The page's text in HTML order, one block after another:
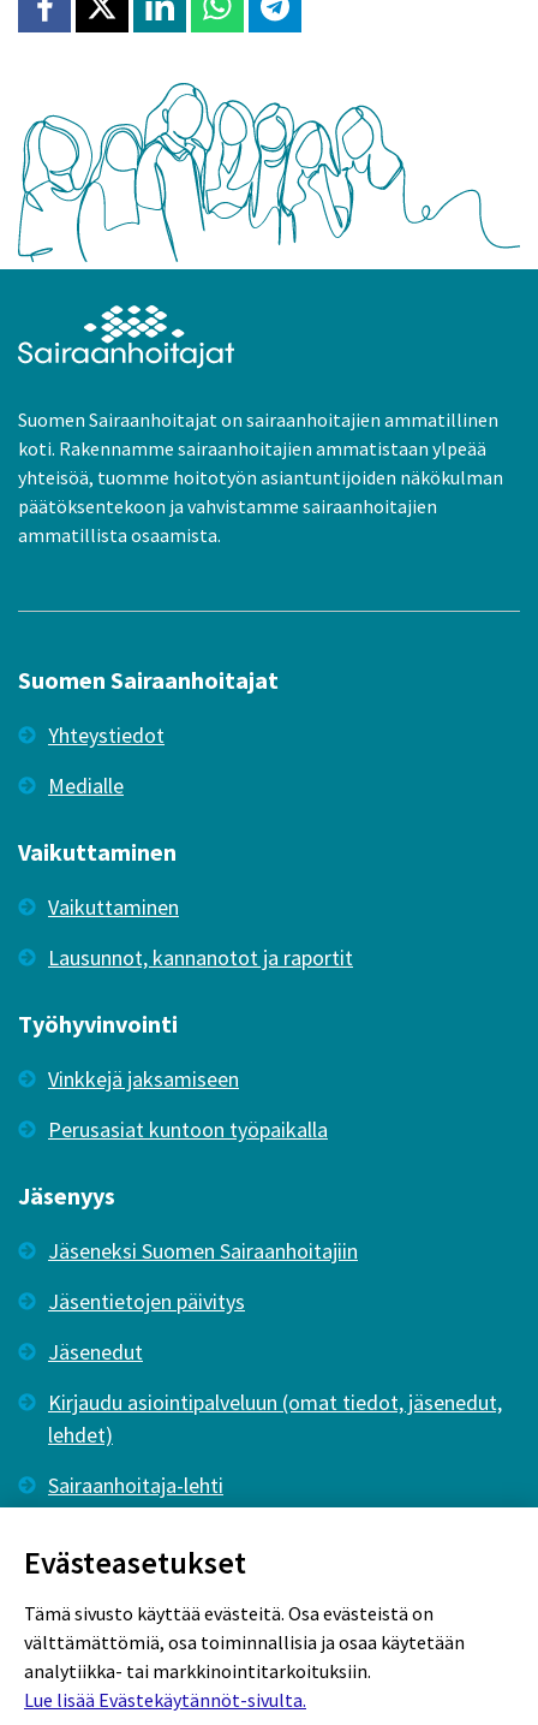
Jaa Facebookissa
Jaa X:ssäJaa Linkedinissä
Jaa Whatsappissa
Jaa Telegramissa
Suomen Sairaanhoitajat on sairaanhoitajien ammatillinen
koti. Rakennamme sairaanhoitajien ammatistaan ylpeää
yhteisöä, tuomme hoitotyön asiantuntijoiden näkökulman
päätöksentekoon ja vahvistamme sairaanhoitajien
ammatillista osaamista.
Suomen Sairaanhoitajat
Yhteystiedot
Medialle
Vaikuttaminen
Vaikuttaminen
Lausunnot, kannanotot ja raportit
Työhyvinvointi
Vinkkejä jaksamiseen
Perusasiat kuntoon työpaikalla
Jäsenyys
Jäseneksi Suomen Sairaanhoitajiin
Jäsentietojen päivitys
Jäsenedut
Kirjaudu asiointipalveluun (omat tiedot, jäsenedut,
lehdet)
Sairaanhoitaja-lehti
Evästeasetukset
Tämä sivusto käyttää evästeitä. Osa evästeistä on
välttämättömiä, osa toiminnallisia ja osaa käytetään
analytiikka- tai markkinointitarkoituksiin.
Lue lisää Evästekäytännöt-sivulta.